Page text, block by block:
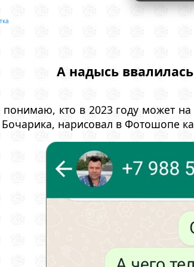
А надысь
кто в 2023 году может
Бочарика, нарисовал в Фотошопе